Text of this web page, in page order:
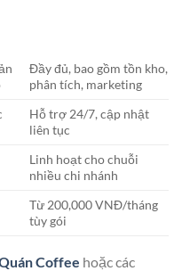
Đầy đủ, bao gồm tồn kho,
phân tích, marketing
Hỗ trợ 24/7, cập nhật
liên tục
Linh hoạt cho chuỗi
nhiều chi nhánh
Từ 200,000 VNĐ/tháng
tùy gói
Coffee hoặc các